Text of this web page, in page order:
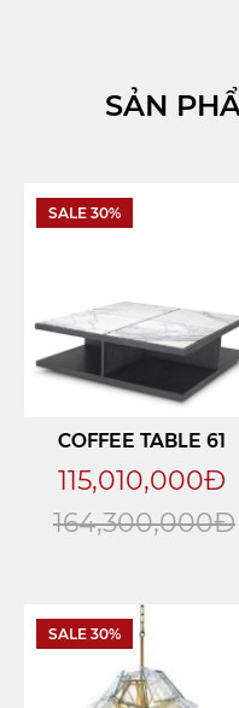
SẢN
SALE 30%
COFFEE TABLE 61
115,010,000Đ
164,300,000Đ
SALE 30%